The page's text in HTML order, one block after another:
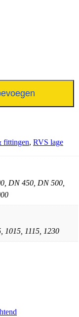
fittingen, RVS lage
DN 450, DN 500,
1015, 1115, 1230